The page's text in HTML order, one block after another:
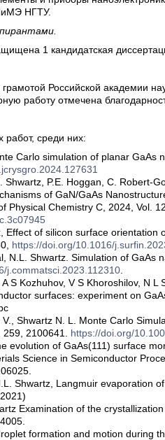
НГТУ.
1 кандидатская
Российской академии
работу отмечена
работ, среди них:
Carlo simulation of planar
Shwartz, P.E. Hoggan, C. Robert-
of GaN/GaAs
Physical Chemistry C, 2024, Vol.
Effect of silicon surface
https://doi.org/10.1016/
N.L. Shwartz. Simulation of
j.commatsci.2023.112310
S Kozhuhov, V S Khoroshilov, N
surfaces: experiment on
Shwartz N. L. Monte Carlo
2100641. https://doi.org/
evolution of GaAs(111) surface
Science in Semiconductor
Shwartz, Langmuir evaporation
Examination of the
formation and motion during